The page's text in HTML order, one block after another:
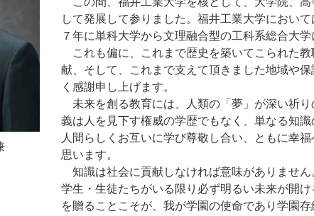
して発展して参りました。福井工業大学におい
７年に単科大学から文理融合型の工科系総合大
これも偏に、これまで歴史を築いてこられた
献、そして、これまで支えて頂きました地域や
く感謝申し上げます。
未来を創る教育には、人類の「夢」が深い祈
義は人を見下す権威の学歴でもなく、単なる知
人間らしくお互いに学び尊敬し合い、ともに幸
思います。
知識は社会に貢献しなければ意味がありませ
学生・生徒たちがいる限り必ず明るい未来が開
を贈ることこそが、我が学園の使命であり学園